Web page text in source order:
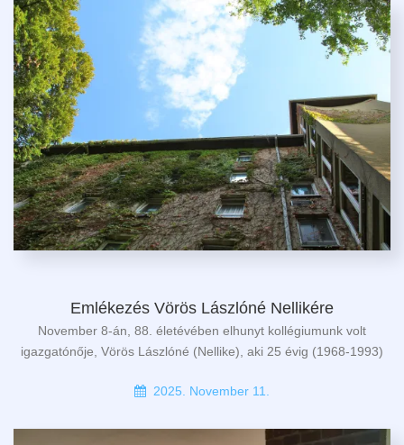
Emlékezés Vörös Lászlóné Nellikére
November 8-án, 88. életévében elhunyt kollégiumunk volt
igazgatónője, Vörös Lászlóné (Nellike), aki 25 évig (1968-1993)
2025. November 11.